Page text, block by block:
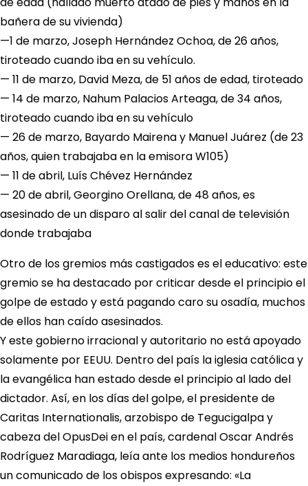
bañera de su vivienda)
—1 de marzo, Joseph Hernández Ochoa, de 26 años,
tiroteado cuando iba en su vehículo.
— 11 de marzo, David Meza, de 51 años de edad, tiroteado
— 14 de marzo, Nahum Palacios Arteaga, de 34 años,
tiroteado cuando iba en su vehículo
— 26 de marzo, Bayardo Mairena y Manuel Juárez (de 23
años, quien trabajaba en la emisora W105)
— 11 de abril, Luís Chévez Hernández
— 20 de abril, Georgino Orellana, de 48 años, es
asesinado de un disparo al salir del canal de televisión
donde trabajaba
Otro de los gremios más castigados es el educativo: este
gremio se ha destacado por criticar desde el principio el
golpe de estado y está pagando caro su osadía, muchos
de ellos han caído asesinados.
Y este gobierno irracional y autoritario no está apoyado
solamente por EEUU. Dentro del país la iglesia católica y
la evangélica han estado desde el principio al lado del
dictador. Así, en los días del golpe, el presidente de
Caritas Internationalis, arzobispo de Tegucigalpa y
cabeza del OpusDei en el país, cardenal Oscar Andrés
Rodríguez Maradiaga, leía ante los medios hondureños
un comunicado de los obispos expresando: «La